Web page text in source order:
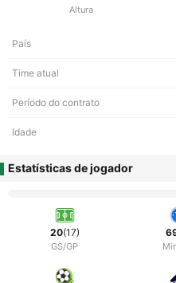
Altura
País
Time atual
Período do contrato
Idade
Estatísticas de jogador
20(17)
GS/GP